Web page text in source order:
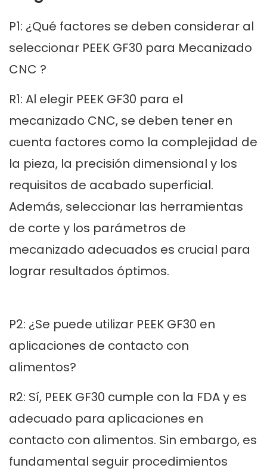
P1: ¿Qué factores se deben considerar al
seleccionar PEEK GF30 para Mecanizado
CNC ?
R1: Al elegir PEEK GF30 para el
mecanizado CNC, se deben tener en
cuenta factores como la complejidad de
la pieza, la precisión dimensional y los
requisitos de acabado superficial.
Además, seleccionar las herramientas
de corte y los parámetros de
mecanizado adecuados es crucial para
lograr resultados óptimos.
P2: ¿Se puede utilizar PEEK GF30 en
aplicaciones de contacto con
alimentos?
R2: Sí, PEEK GF30 cumple con la FDA y es
adecuado para aplicaciones en
contacto con alimentos. Sin embargo, es
fundamental seguir procedimientos